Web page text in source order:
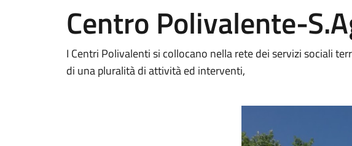
Centro Polivalente-
I Centri Polivalenti si collocano nella rete dei servizi sociali
di una pluralità di attività ed interventi,